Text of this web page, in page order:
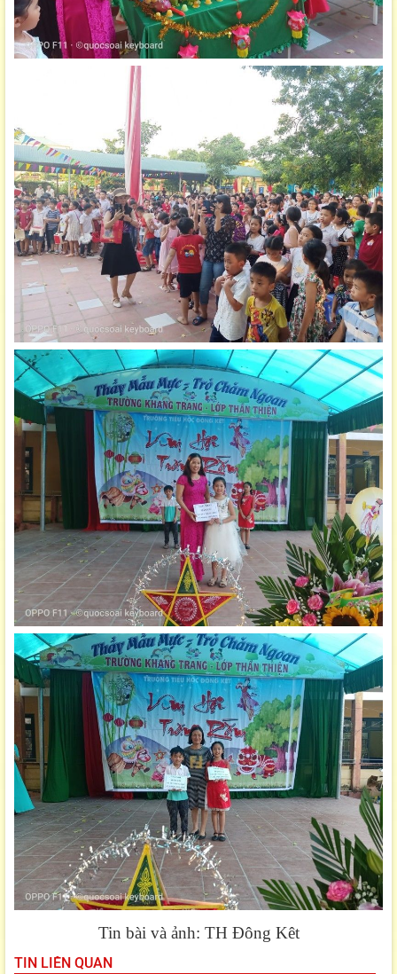
Tin bài và ảnh: TH Đông Kêt
TIN LIÊN QUAN